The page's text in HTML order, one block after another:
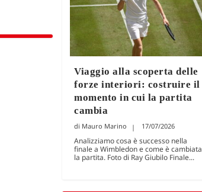
Viaggio alla scoperta delle
forze interiori: costruire il
momento in cui la partita
cambia
Mauro Marino 17/07/2026
Analizziamo cosa è successo nella
finale a Wimbledon e come è cambiata
la partita. Foto di Ray Giubilo Finale...